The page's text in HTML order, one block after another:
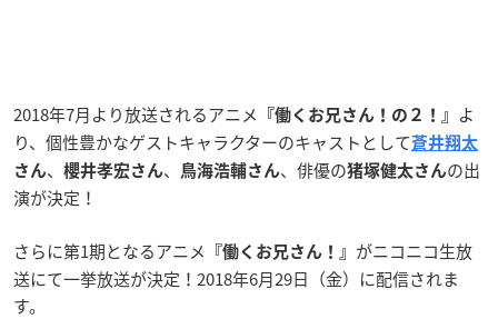
2018年7月より放送されるアニメ 『働くお兄さん！の２！』
よ
り、個性豊かなゲストキャラクターのキャストとして蒼井翔太
さん、 櫻井孝宏さん、 鳥海浩輔さん、俳優の猪塚健太さんの出
演が決定！
さらに第1期となるアニメ 『働くお兄さん！ 』 がニコニコ生放
送にて一挙放送が決定！2018年6月29日（金）に配信されま
す。